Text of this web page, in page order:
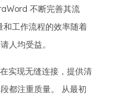
不断完善其流
工作流程的效率随着
人均受益。
实现无缝连接，提供清
都注重质量。 从最初